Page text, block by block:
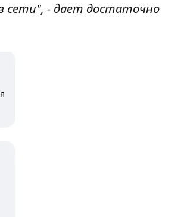
сети", - дает достаточно